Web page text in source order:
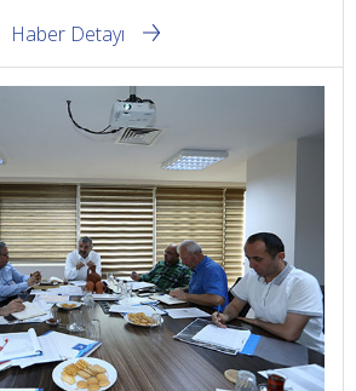
Haber Detayı